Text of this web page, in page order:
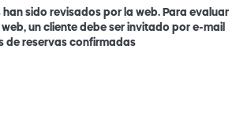
sido revisados por la web. Para evaluar
un cliente debe ser invitado por e-mail
de reservas confirmadas